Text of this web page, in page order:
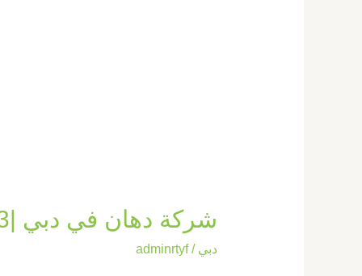
شركة دهان في دبي |0569660143| افضل الدهانات
دبي /
adminrtyf